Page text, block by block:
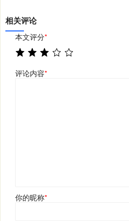
相关评论
本文评分*
评论内容*
你的昵称*